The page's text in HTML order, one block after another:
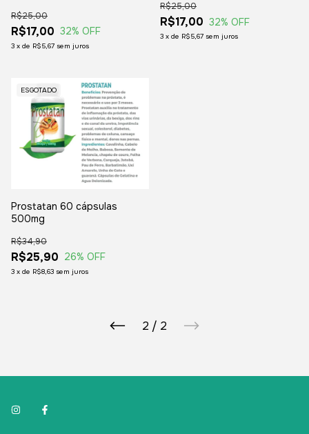
R$17,00
R$25,00
32% OFF
3 x de R$5,67 sem juros
R$17,00
R$25,00
32% OFF
3 x de R$5,67 sem juros
ESGOTADO
Prostatan 60 cápsulas
500mg
R$25,90
R$34,90
26% OFF
3 x de R$8,63 sem juros
2 / 2